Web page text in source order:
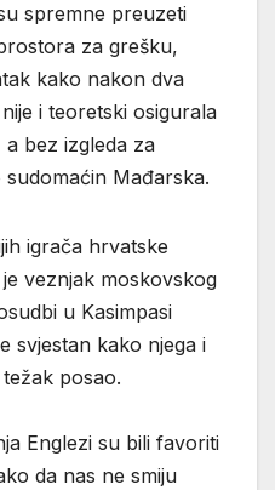
spremne preuzeti
za grešku,
kako nakon dva
i teoretski osigurala
bez izgleda za
Mađarska.
igrača hrvatske
veznjak moskovskog
u Kasimpasi
svjestan kako njega i
posao.
Englezi su bili favoriti
da nas ne smiju